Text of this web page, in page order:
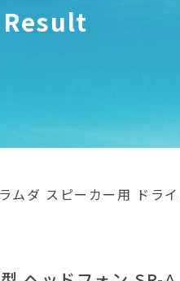
Result
ダ スピーカー用 ドラ